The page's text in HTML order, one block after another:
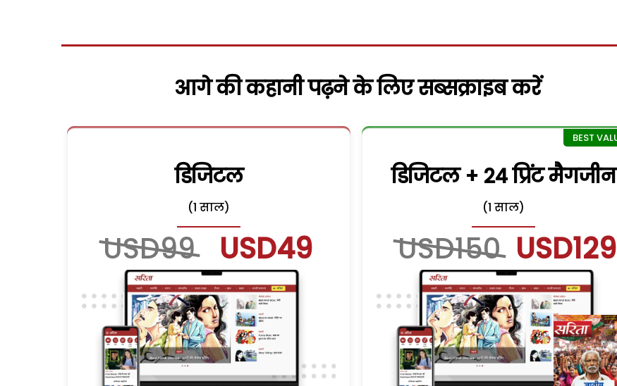
आगे की कहानी पढ़ने के लिए सब्सक्राइब करें
डिजिटल
(1 साल)
USD99 USD49
डिजिटल + 24 प्रिंट मैगजीन
(1 साल)
USD150 USD129